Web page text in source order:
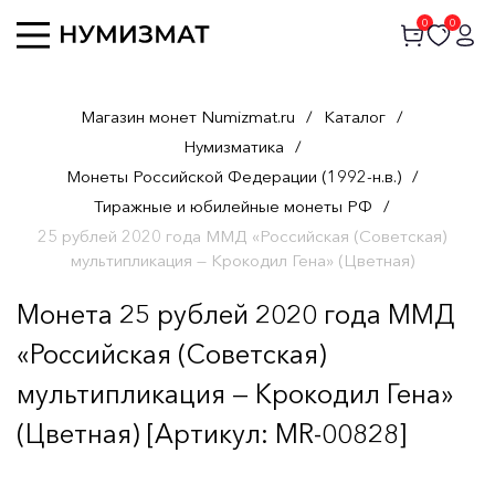
0 0
Магазин монет Numizmat.ru / Каталог /
Нумизматика /
Монеты Российской Федерации (1992-н.в.) /
Тиражные и юбилейные монеты РФ /
25 рублей 2020 года ММД «Российская (Советская)
мультипликация — Крокодил Гена» (Цветная)
Монета 25 рублей 2020 года ММД
«Российская (Советская)
мультипликация — Крокодил Гена»
(Цветная) [Артикул: MR-00828]